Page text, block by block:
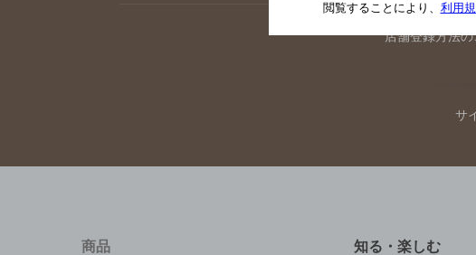
店舗登録方法
サ
商品 知る・楽しむ
閲覧することにより、 利用